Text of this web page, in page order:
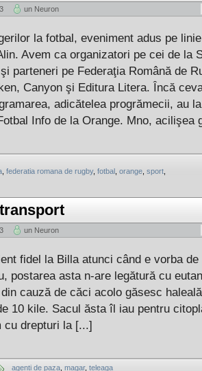
un Neuron
la fotbal, eveniment adus pe
Avem ca organizatori pe cei de la
parteneri pe Federaţia Română de
Canyon şi Editura Litera. Încă
adicătelea progrămecii, au
Info de la Orange. Mno, acilişea
federatia romana de rugby, fotbal orange sport
un Neuron
fidel la Billa atunci când e vorba de
postarea asta n-are legătură cu
cauză de căci acolo găsesc
10 kile. Sacul ăsta îl iau pentru
cu drepturi la [...]
agenti de paza magar, teleaga